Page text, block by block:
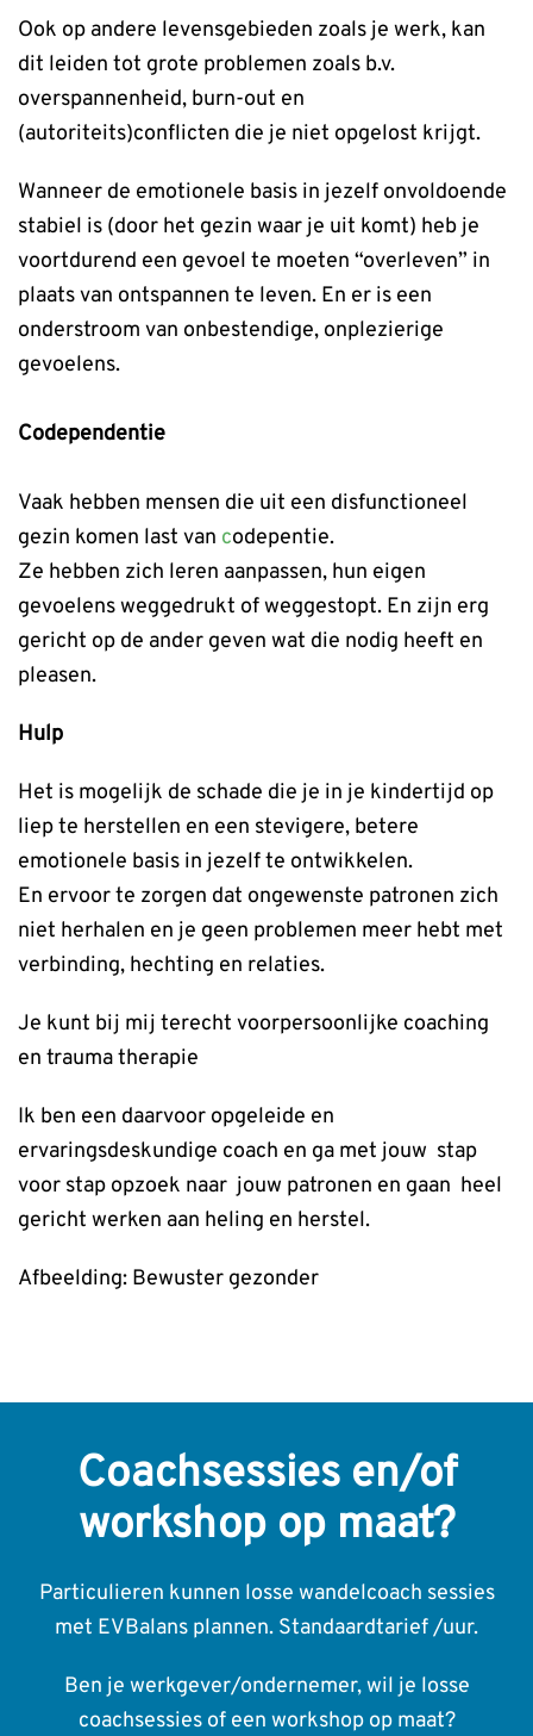
Ook op andere levensgebieden zoals je werk, kan
dit leiden tot grote problemen zoals b.v.
overspannenheid, burn-out en
(autoriteits)conflicten die je niet opgelost krijgt.
Wanneer de emotionele basis in jezelf onvoldoende
stabiel is (door het gezin waar je uit komt) heb je
voortdurend een gevoel te moeten “overleven” in
plaats van ontspannen te leven. En er is een
onderstroom van onbestendige, onplezierige
gevoelens.
Codependentie
Vaak hebben mensen die uit een disfunctioneel
gezin komen last van codepentie.
Ze hebben zich leren aanpassen, hun eigen
gevoelens weggedrukt of weggestopt. En zijn erg
gericht op de ander geven wat die nodig heeft en
pleasen.
Hulp
Het is mogelijk de schade die je in je kindertijd op
liep te herstellen en een stevigere, betere
emotionele basis in jezelf te ontwikkelen.
En ervoor te zorgen dat ongewenste patronen zich
niet herhalen en je geen problemen meer hebt met
verbinding, hechting en relaties.
Je kunt bij mij terecht voorpersoonlijke coaching
en trauma therapie
Ik ben een daarvoor opgeleide en
ervaringsdeskundige coach en ga met jouw stap
voor stap opzoek naar jouw patronen en gaan heel
gericht werken aan heling en herstel.
Afbeelding: Bewuster gezonder
Coachsessies en/of
workshop op maat?
Particulieren kunnen losse wandelcoach sessies
met EVBalans plannen. Standaardtarief /uur.
Ben je werkgever/ondernemer, wil je losse
coachsessies of een workshop op maat?